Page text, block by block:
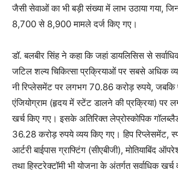
News Week
Magazine
जैसी सेवाओं का भी बड़ी संख्या में लाभ उठाया गया,
8,700 से 8,900 मामले दर्ज किए गए।
डॉ. बलबीर सिंह ने कहा कि जहां डायलिसिस से
जटिल शल्य चिकित्सा प्रक्रियाओं पर सबसे अधिक
नी रिप्लेसमेंट पर लगभग 70.86 करोड़ रुपये, जबकि
एंजियोग्राम (हृदय में स्टेंट डालने की प्रक्रिया)
खर्च किए गए। इसके अतिरिक्त लेप्रोस्कोपिक
36.28 करोड़ रुपये व्यय किए गए। हिप रिप्लेसमेंट,
आर्टरी बाईपास ग्राफ्टिंग (सीएबीजी), मोतियाबिंद
तथा हिस्टरेक्टॉमी भी योजना के अंतर्गत सर्वाधिक खर्च